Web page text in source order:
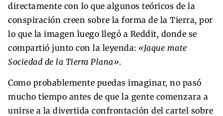
directamente con lo que algunos teóricos de la
conspiración creen sobre la forma de la Tierra, por
lo que la imagen luego llegó a Reddit, donde se
compartió junto con la leyenda: «Jaque mate
Sociedad de la Tierra Plana».
Como probablemente puedas imaginar, no pasó
mucho tiempo antes de que la gente comenzara a
unirse a la divertida confrontación del cartel sobre